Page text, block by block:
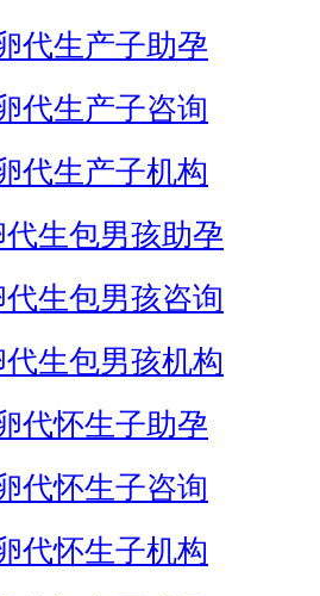
代生产子助孕
代生产子咨询
代生产子机构
生包男孩助孕
生包男孩咨询
生包男孩机构
代怀生子助孕
代怀生子咨询
代怀生子机构